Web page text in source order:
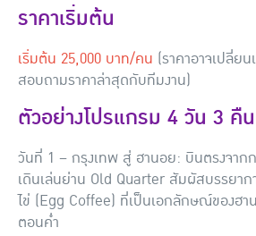
ราคาเริ่มต้น
เริ่มต้น 25,000 บาท/คน (ราคาอาจเปลี่ย
สอบถามราคาล่าสุดกับทีมงาน)
ตัวอย่างโปรแกรม 4 วัน 3 คืน
วันที่ 1 – กรุงเทพ สู่ ฮานอย: บินตรงจาก
เดินเล่นย่าน Old Quarter สัมผัสบรรยา
ไข่ (Egg Coffee) ที่เป็นเอกลักษณ์ของฮ
ตอนค่ำ